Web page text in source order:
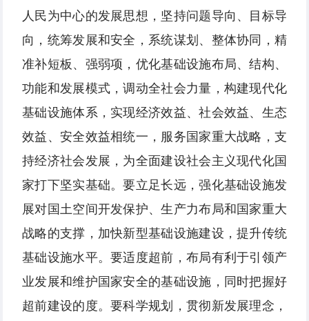
人民为中心的发展思想，坚持问题导向、目标导
向，统筹发展和安全，系统谋划、整体协同，精
准补短板、强弱项，优化基础设施布局、结构、
功能和发展模式，调动全社会力量，构建现代化
基础设施体系，实现经济效益、社会效益、生态
效益、安全效益相统一，服务国家重大战略，支
持经济社会发展，为全面建设社会主义现代化国
家打下坚实基础。要立足长远，强化基础设施发
展对国土空间开发保护、生产力布局和国家重大
战略的支撑，加快新型基础设施建设，提升传统
基础设施水平。要适度超前，布局有利于引领产
业发展和维护国家安全的基础设施，同时把握好
超前建设的度。要科学规划，贯彻新发展理念，